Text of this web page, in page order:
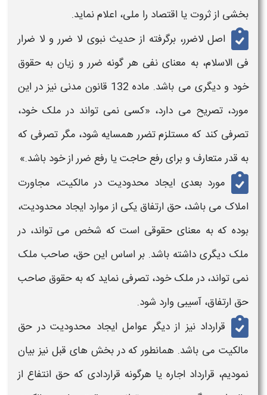
بخشی از ثروت یا اقتصاد را ملی، اعلام نماید.
اصل لاضرر، برگرفته از حدیث نبوی لا ضرر و لا ضرار
فی الاسلام، به معنای نفی هر گونه ضرر و زیان به حقوق
خود و دیگری می باشد. ماده 132 قانون مدنی نیز در این
مورد، تصریح می دارد، «کسی نمی‌ تواند در ملک خود،
تصرفی کند که مستلزم تضرر همسایه شود، مگر تصرفی که
به قدر متعارف و برای رفع حاجت یا رفع ضرر‌ از خود باشد.»
مورد بعدی ایجاد محدودیت در مالکیت، مجاورت
املاک می باشد، حق ارتفاق یکی از موارد ایجاد محدودیت،
بوده که به معنای حقوقی است که شخص می تواند، در
ملک دیگری داشته باشد. بر اساس این حق، صاحب ملک
نمی تواند، در ملک خود، تصرفی نماید که به حقوق صاحب
حق ارتفاق، آسیبی وارد شود.
قرارداد نیز از دیگر عوامل ایجاد محدودیت در حق
مالکیت می باشد. همانطور که در بخش های قبل نیز بیان
نمودیم، قرارداد اجاره یا هرگونه قراردادی که حق انتفاع از